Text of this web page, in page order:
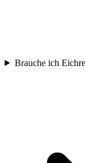
Brauche ich